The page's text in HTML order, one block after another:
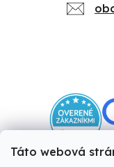
Táto webová